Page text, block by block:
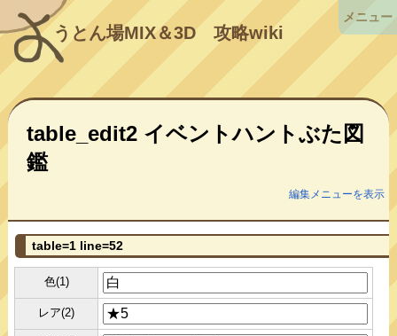
うとん場MIX＆3D攻略wiki
table_edit2 イベントハントぶた図
鑑
編集メニューを表示
table=1 line=52
色(1)
レア(2)
メニュー